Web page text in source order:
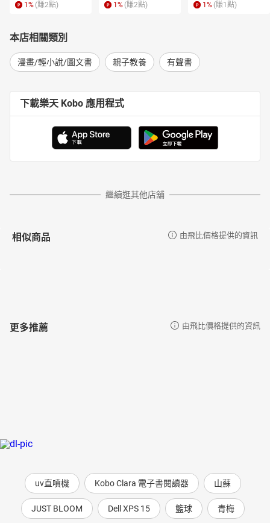
1 % (賺2點) 1 % (賺2點) 1 % (賺1 點)
本店相關類別
漫畫/輕小說/圖文書 親子教養 有聲書
下載樂天 Kobo 應用程式
繼續逛其他店舖
相似商品 由飛比價格提供的資訊
更多推薦 由飛比價格提供的資訊
uv直噴機 Kobo Clara 電子書閱讀器 山蘇
JUST BLOOM Dell XPS 15 籃球 青梅